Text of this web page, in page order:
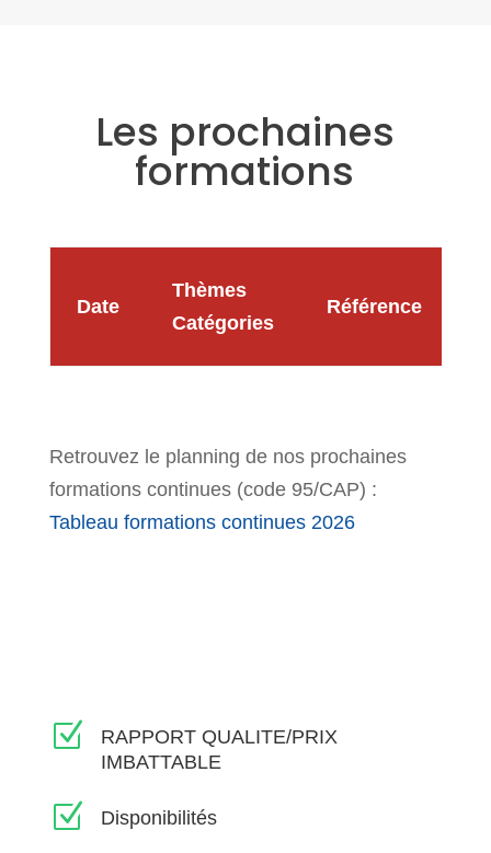
Les prochaines
formations
Date
Thèmes
Catégories
Référence
Retrouvez le planning de nos prochaines
formations continues (code 95/CAP) :
Tableau formations continues 2026
Z
RAPPORT QUALITE/PRIX
IMBATTABLE
Z Disponibilités